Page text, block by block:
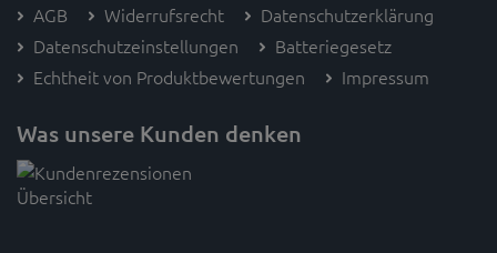
AGB Widerrufsrecht
Datenschutzerklärung
Datenschutzeinstellungen
Batteriegesetz
Echtheit von Produktbewertungen
Impressum
Was unsere Kunden denken